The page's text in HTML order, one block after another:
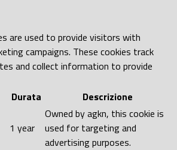
are used to provide visitors with
campaigns. These cookies track
and collect information to provide
Durata Descrizione
1 year
Owned by agkn, this cookie is
used for targeting and
advertising purposes.